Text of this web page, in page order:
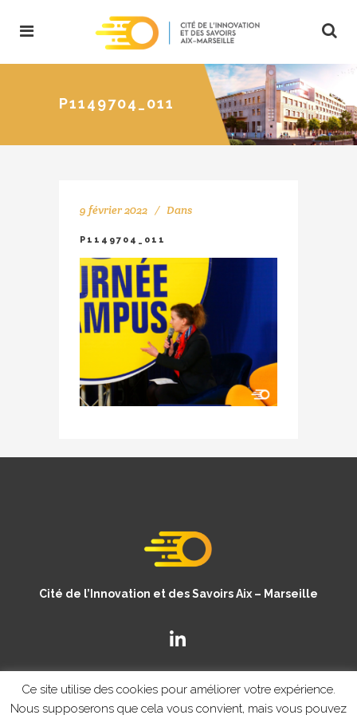
P1149704_011
9 février 2022 Dans
P1149704_011
Cité de l’Innovation et des Savoirs Aix – Marseille
Ce site utilise des cookies pour améliorer votre expérience.
Nous supposerons que cela vous convient, mais vous pouvez